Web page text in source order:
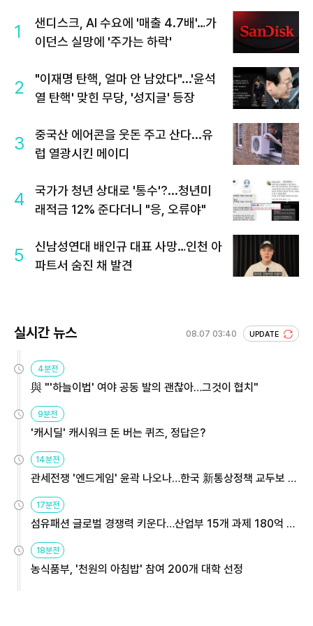
1
샌디스크, AI 수요에 '매출 4.7배'…가
이던스 실망에 '주가는 하락'
2
"이재명 탄핵, 얼마 안 남았다"...'윤석
열 탄핵' 맞힌 무당, '성지글' 등장
3
중국산 에어콘을 웃돈 주고 산다...유
럽 열광시킨 메이디
4
국가가 청년 상대로 '통수'?...청년미
래적금 12% 준다더니 "응, 오류야"
5
신남성연대 배인규 대표 사망…인천 아
파트서 숨진 채 발견
실시간 뉴스 08.07 03:40 UPDATE
4분전
與 "'하늘이법' 여야 공동 발의 괜찮아…그것이 협치"
9분전
'캐시딜' 캐시워크 돈 버는 퀴즈, 정답은?
14분전
관세전쟁 '엔드게임' 윤곽 나오나…한국 新통상정책 교두보 활
17분전
섬유패션 글로벌 경쟁력 키운다…산업부 15개 과제 180억 지
18분전
농식품부, '천원의 아침밥' 참여 200개 대학 선정